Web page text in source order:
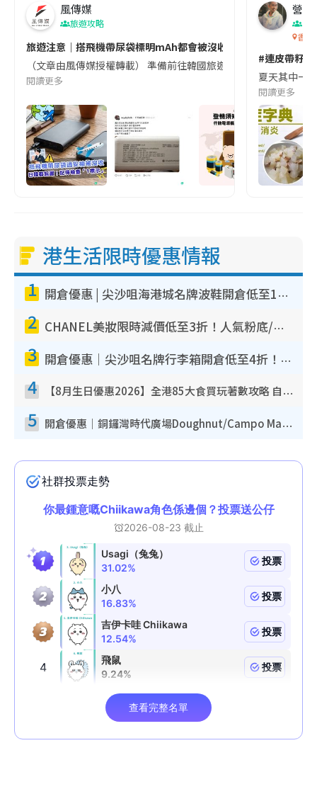
風傳媒
旅遊攻略
旅遊注意｜搭飛機帶尿袋標明mAh都會被沒收😱出發前切記檢查
（文章由風傳媒授權轉載） 準備前往韓國旅遊的民眾，近期要
閱讀更多
營養
香港
#連皮帶籽
夏天其中一
閱讀更多
港生活限時優惠情報
1 開倉優惠 | 尖沙咀海港城名牌波鞋開倉低至1折！On鞋$899起／Joy&Peace鞋履$98起
2 CHANEL美妝限時減價低至3折！人氣粉底/唇膏/精華液低至$275！COCO香水都有平
3 開倉優惠｜尖沙咀名牌行李箱開倉低至4折！一連5日 American Tourister/ace./Hallmark $200起！
4 【8月生日優惠2026】全港85大食買玩著數攻略 自助餐/火鍋放題同行免費＋誠品/DONKI送現金券
5 開倉優惠｜銅鑼灣時代廣場Doughnut/Campo Marzio開倉低至1折！背囊、書包、手袋劈價$200起